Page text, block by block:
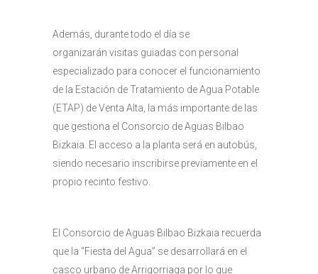
Además, durante todo el día se
organizarán visitas guiadas con personal
especializado para conocer el funcionamiento
de la Estación de Tratamiento de Agua Potable
(ETAP) de Venta Alta, la más importante de las
que gestiona el Consorcio de Aguas Bilbao
Bizkaia. El acceso a la planta será en autobús,
siendo necesario inscribirse previamente en el
propio recinto festivo.
El Consorcio de Aguas Bilbao Bizkaia recuerda
que la “Fiesta del Agua” se desarrollará en el
casco urbano de Arrigorriaga por lo que